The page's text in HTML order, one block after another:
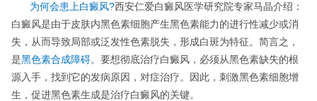
为何会患上白癜风?西安仁爱白癜风医学研究院专家马晶介绍：
白癜风是由于皮肤内黑色素细胞产生黑色素能力的进行性减少或消
失，从而导致局部或泛发性色素脱失，形成白斑为特征。简言之，
是黑色素合成障碍。要想彻底治疗白癜风，必须从黑色素缺失的根
源入手，找到它的发病原因，对症治疗。因此，刺激黑色素细胞增
生，促进黑色素生成是治疗白癜风的关键。